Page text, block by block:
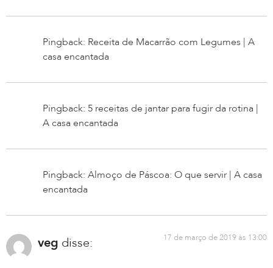
Pingback: Receita de Macarrão com Legumes | A
casa encantada
Pingback: 5 receitas de jantar para fugir da rotina |
A casa encantada
Pingback: Almoço de Páscoa: O que servir | A casa
encantada
veg disse: 17 de março de 2019 às 13:00